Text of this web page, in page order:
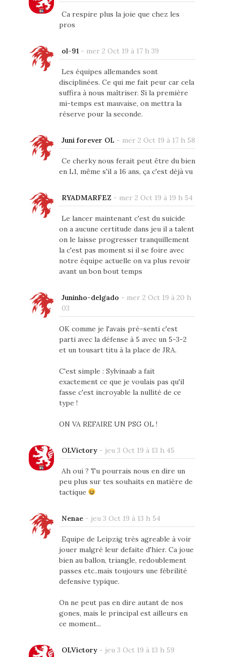
Ca respire plus la joie que chez les
pros
ol-91 - mer 2 Oct 19 à 17 h 39
Les équipes allemandes sont
disciplinées. Ce qui me fait peur car cela
suffira à nous maîtriser. Si la première
mi-temps est mauvaise, on mettra la
réserve pour la seconde.
Juni forever OL - mer 2 Oct 19 à 17 h 58
Ce cherky nous ferait peut être du bien
en L1, même s'il a 16 ans, ça c'est déjà vu
RYADMARFEZ - mer 2 Oct 19 à 19 h 54
Le lancer maintenant c'est du suicide
on a aucune certitude dans jeu il a talent
on le laisse progresser tranquillement
la c'est pas moment si il se foire avec
notre équipe actuelle on va plus revoir
avant un bon bout temps
Juninho-delgado - mer 2 Oct 19 à 20 h
03
OK comme je l'avais pré-senti c'est
parti avec la défense à 5 avec un 5-3-2
et un tousart titu à la place de JRA.
C'est simple : Sylvinaab a fait
exactement ce que je voulais pas qu'il
fasse c'est incroyable la nullité de ce
type !
ON VA REFAIRE UN PSG OL !
OLVictory- jeu 3 Oct 19 à 13 h 45
Ah oui ? Tu pourrais nous en dire un
peu plus sur tes souhaits en matière de
tactique
Nenae- jeu 3 Oct 19 à 13 h 54
Equipe de Leipzig très agreable à voir
jouer malgré leur defaite d'hier. Ca joue
bien au ballon, triangle, redoublement
passes etc..mais toujours une fébrilité
defensive typique.
On ne peut pas en dire autant de nos
gones, mais le principal est ailleurs en
ce moment...
OLVictory- jeu 3 Oct 19 à 13 h 59